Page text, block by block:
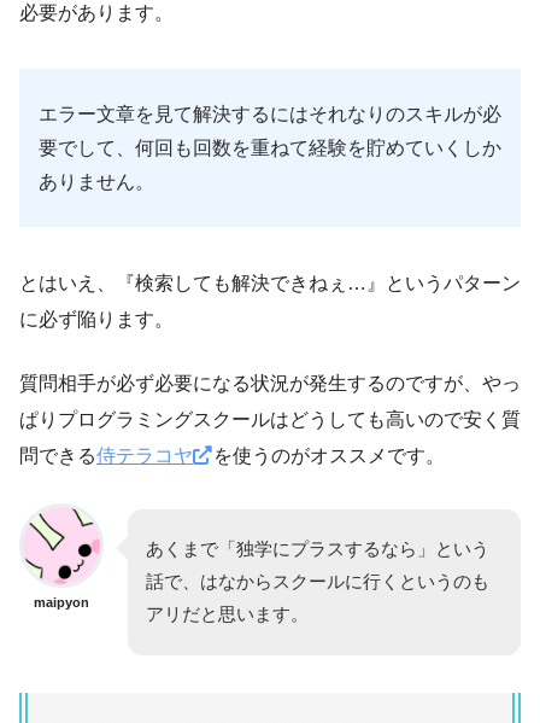
必要があります。
エラー文章を見て解決するにはそれなりのスキルが必
要でして、何回も回数を重ねて経験を貯めていくしか
ありません。
とはいえ、『検索しても解決できねぇ…』というパターン
に必ず陥ります。
質問相手が必ず必要になる状況が発生するのですが、やっ
ぱりプログラミングスクールはどうしても高いので安く質
問できる侍テラコヤ を使うのがオススメです。
maipyon
あくまで「独学にプラスするなら」という
話で、はなからスクールに行くというのも
アリだと思います。